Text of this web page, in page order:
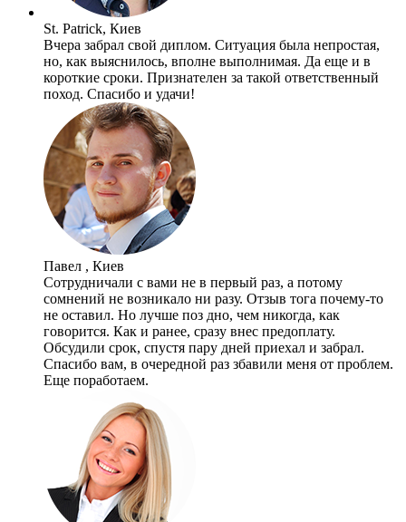
St. Patrick, Киев
Вчера забрал свой диплом. Ситуация была непростая,
но, как выяснилось, вполне выполнимая. Да еще и в
короткие сроки. Признателен за такой ответственный
поход. Спасибо и удачи!
Павел , Киев
Сотрудничали с вами не в первый раз, а потому
сомнений не возникало ни разу. Отзыв тога почему-то
не оставил. Но лучше поз дно, чем никогда, как
говорится. Как и ранее, сразу внес предоплату.
Обсудили срок, спустя пару дней приехал и забрал.
Спасибо вам, в очередной раз збавили меня от проблем.
Еще поработаем.